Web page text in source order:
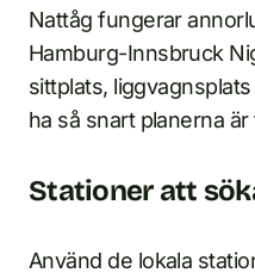
Nattåg fungerar
Hamburg-Innsbruck
sittplats,
ha så snart planerna är
Stationer att
Använd de lokala